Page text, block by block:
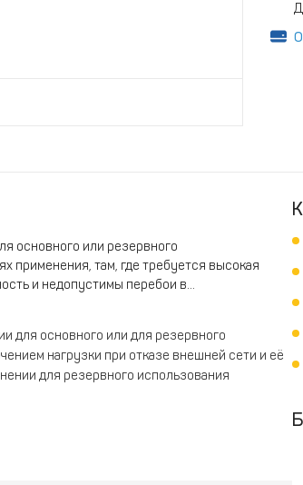
основного или резервного
применения, там, где требуется высокая
и недопустимы перебои в
для основного или для резервного
нагрузки при отказе внешней сети и её
для резервного использования
охлаждающей жидкости и
при различных ненормальных или аварийных